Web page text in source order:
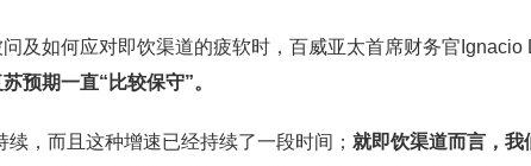
及如何应对即饮渠道的疲软时，百威亚太首席财务官Ignacio
预期一直“比较保守”。
续，而且这种增速已经持续了一段时间； 就即饮渠道而言，我